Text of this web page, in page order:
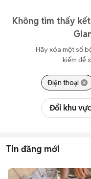
Không tìm thấy
Hãy xóa một số
kiếm để
Điện thoại
Đổi khu vực
Tin đăng mới